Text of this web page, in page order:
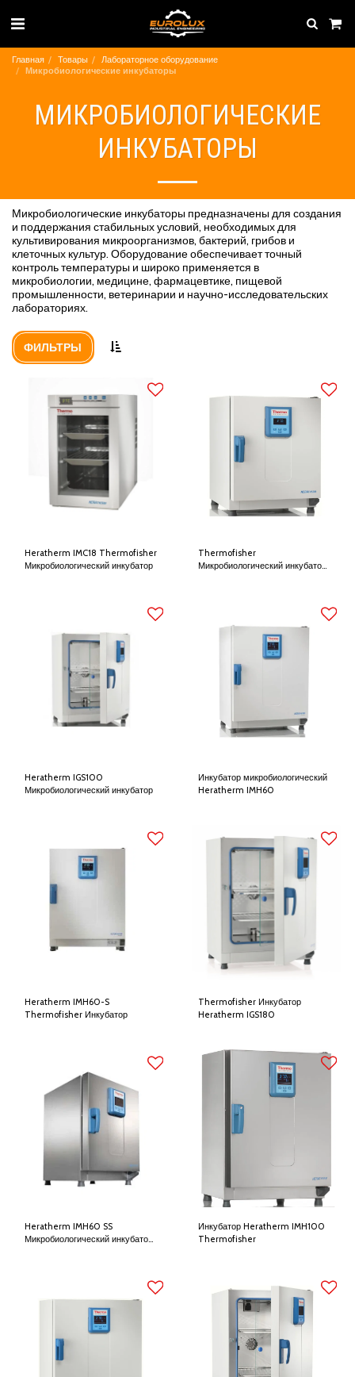
Главная Товары
Лабораторное оборудование
Микробиологические инкубаторы
МИКРОБИОЛОГИЧЕСКИЕ
ИНКУБАТОРЫ
Микробиологические инкубаторы предназначены для создания
и поддержания стабильных условий, необходимых для
культивирования микроорганизмов, бактерий, грибов и
клеточных культур. Оборудование обеспечивает точный
контроль температуры и широко применяется в
микробиологии, медицине, фармацевтике, пищевой
промышленности, ветеринарии и научно-исследовательских
лабораториях.
ФИЛЬТРЫ
Heratherm IMC18 Thermofisher
Микробиологический инкубатор
Thermofisher
Микробиологический инкубатор
Heratherm IGS100
Микробиологический инкубатор
Инкубатор микробиологический
Heratherm IMH60
Heratherm IMH60-S
Thermofisher Инкубатор
Thermofisher Инкубатор
Heratherm IGS180
Heratherm IMH60 SS
Микробиологический инкубатор
Инкубатор Heratherm IMH100
Thermofisher